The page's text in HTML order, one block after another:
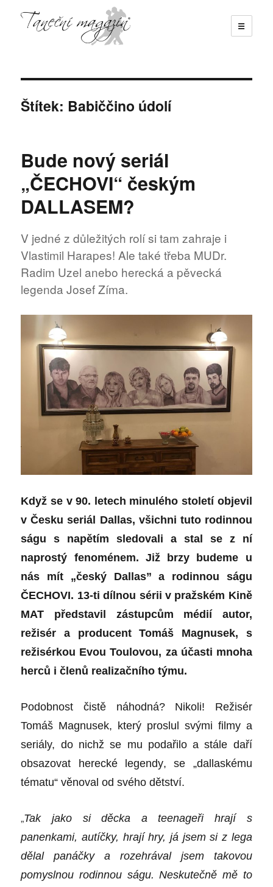
☰
Štítek: Babiččino údolí
Bude nový seriál
„ČECHOVI“ českým
DALLASEM?
V jedné z důležitých rolí si tam zahraje i
Vlastimil Harapes! Ale také třeba MUDr.
Radim Uzel anebo herecká a pěvecká
legenda Josef Zíma.
Když se v 90. letech minulého století objevil
v Česku seriál Dallas, všichni tuto rodinnou
ságu s napětím sledovali a stal se z ní
naprostý fenoménem. Již brzy budeme u
nás mít „český Dallas” a rodinnou ságu
ČECHOVI. 13-ti dílnou sérii v pražském Kině
MAT představil zástupcům médií autor,
režisér a producent Tomáš Magnusek, s
režisérkou Evou Toulovou, za účasti mnoha
herců i členů realizačního týmu.
Podobnost čistě náhodná? Nikoli! Režisér
Tomáš Magnusek, který proslul svými filmy a
seriály, do nichž se mu podařilo a stále daří
obsazovat herecké legendy, se „dallaskému
tématu“ věnoval od svého dětství.
„Tak jako si děcka a teenageři hrají s
panenkami, autíčky, hrají hry, já jsem si z lega
dělal panáčky a rozehrával jsem takovou
pomyslnou rodinnou ságu. Neskutečně mě to